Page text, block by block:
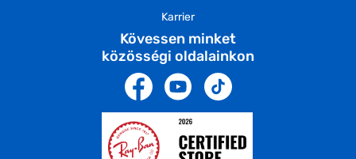
Karrier
Kövessen minket
közösségi oldalainkon